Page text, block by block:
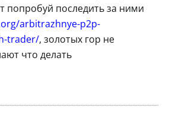
попробуй последить за ними
arbitrazhnye-p2p-
trader/, золотых гор не
что делать